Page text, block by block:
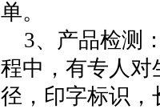
单。
3、产品检测
程中，有专人对
径，印字标识，